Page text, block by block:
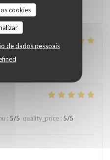
cookies
de dados pessoais
:5/5
: 5/5 quality_price : 5/5